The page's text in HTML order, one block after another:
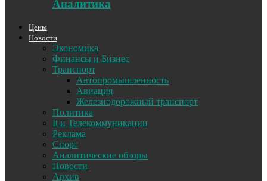
Аналитика
Цены
Новости
Экономика
Финансы и Бизнес
Транспорт
Автопромышленность
Авиация
Железнодорожный транспорт
Политика
It и Телекоммуникации
Реклама
Спорт
Аналитические обзоры
Новости
Архив